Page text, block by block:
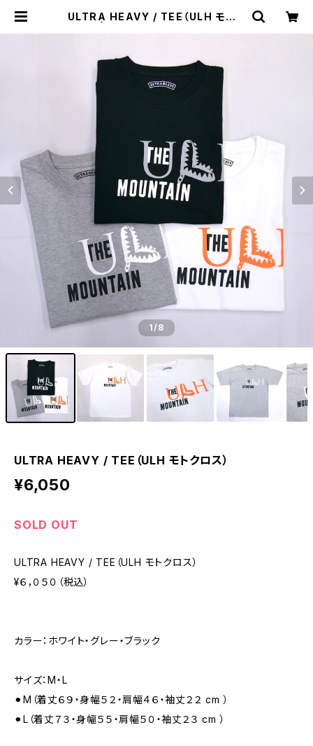
ULTRA HEAVY / TEE（ULH モトク
1/8
ULTRA HEAVY / TEE（ULH モトクロス）
¥6,050
SOLD OUT
ULTRA HEAVY / TEE（ULH モトクロス）
¥６，０５０（税込）
カラー：ホワイト・グレー・ブラック
サイズ：M・L
⚫︎M（着丈６９・身幅５２・肩幅４６・袖丈２２ cm ）
⚫︎L（着丈７３・身幅５５・肩幅５０・袖丈２３ cm ）